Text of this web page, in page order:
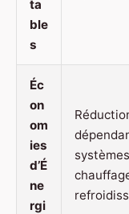
ta
ble
s
Éc
on
om
ies
d’É
ne
rgi